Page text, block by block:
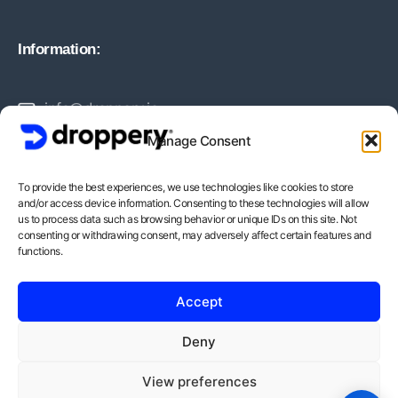
Manage Consent
To provide the best experiences, we use technologies like cookies to store
and/or access device information. Consenting to these technologies will allow
us to process data such as browsing behavior or unique IDs on this site. Not
consenting or withdrawing consent, may adversely affect certain features and
functions.
Accept
Deny
View preferences
Information:
info@droppery.io
Vossiusstraat 20-2
1071AD Amsterdam
BTW-Nummer: NL862378552B01